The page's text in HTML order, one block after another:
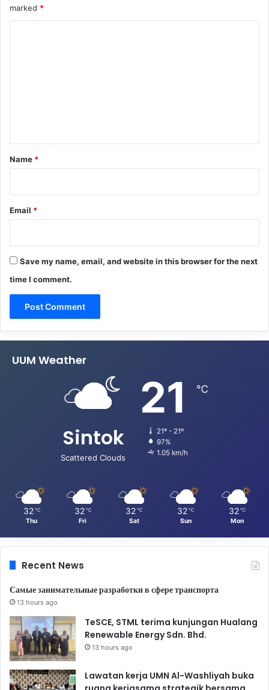
marked *
*
Name *
Email *
Save my name, email, and website in this browser for the next
time I comment.
UUM Weather
Sintok
Scattered Clouds
21 ℃
21º - 21º
97%
1.05 km/h
32 ℃
Thu
32 ℃
Fri
32 ℃
Sat
32 ℃
Sun
32 ℃
Mon
Recent News
Самые занимательные разработки в сфере транспорта
13 hours ago
TeSCE, STML terima kunjungan Hualang
Renewable Energy Sdn. Bhd.
13 hours ago
Lawatan kerja UMN Al-Washliyah buka